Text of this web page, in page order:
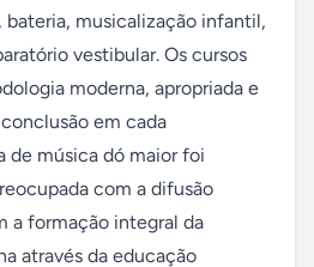
bateria, musicalização infantil,
vestibular. Os cursos
moderna, apropriada e
em cada
de música dó maior foi
com a difusão
a formação integral da
através da educação